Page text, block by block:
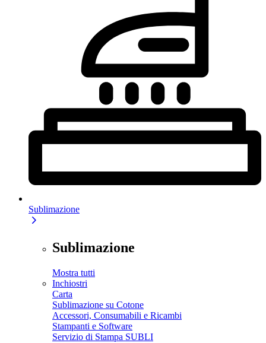
Sublimazione
Sublimazione
Mostra tutti
Inchiostri
Carta
Sublimazione su Cotone
Accessori, Consumabili e Ricambi
Stampanti e Software
Servizio di Stampa SUBLI